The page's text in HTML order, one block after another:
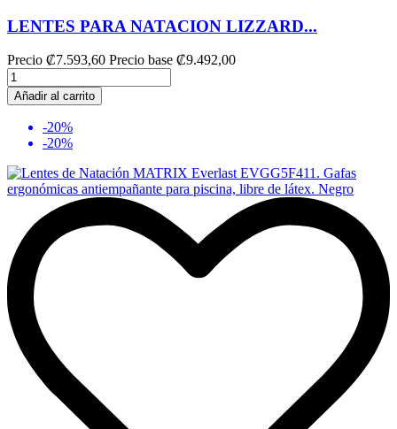
LENTES PARA NATACION LIZZARD...
Precio ₡7.593,60 Precio base ₡9.492,00
Añadir al carrito
-20%
-20%